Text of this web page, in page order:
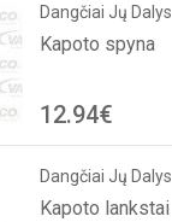
Dangčiai Jų Dalys
Kapoto spyna
12.94€
Dangčiai Jų Dalys
Kapoto lankstai